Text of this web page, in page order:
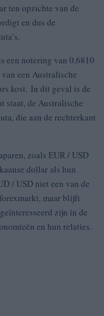
ten opzichte van de
en dus de
een notering van 0,6810
een Australische
kost. In dit geval is de
staat, de Australische
die aan de rechterkant
zoals EUR / USD
dollar als hun
/ USD niet een van de
maar blijft
zijn in de
en hun relaties.